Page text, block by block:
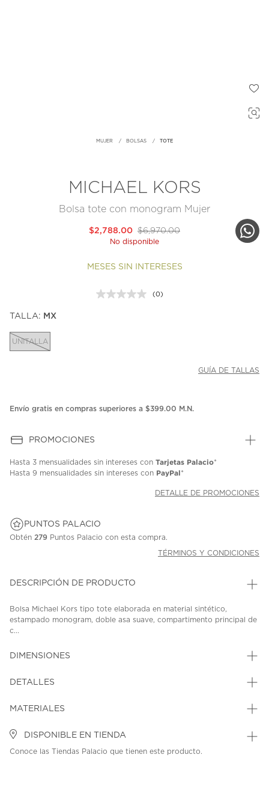
MUJER BOLSAS TOTE
MICHAEL KORS
Bolsa tote con monogram Mujer
$6,970.00
$2,788.00
No disponible
MESES SIN INTERESES
Sin
(0)
TALLA: MX
UNITALLA
GUÍA DE TALLAS
Envío gratis en compras superiores a $399.00 M.N.
PROMOCIONES
Hasta 3 mensualidades sin intereses con Tarjetas Palacio*
Hasta 9 mensualidades sin intereses con PayPal*
DETALLE DE PROMOCIONES
PUNTOS PALACIO
Obtén 279 Puntos Palacio con esta compra.
TÉRMINOS Y CONDICIONES
DESCRIPCIÓN DE PRODUCTO
Bolsa Michael Kors tipo tote elaborada en material sintético,
estampado monogram, doble asa suave, compartimento principal de
c...
DIMENSIONES
DETALLES
MATERIALES
DISPONIBLE EN TIENDA
Conoce las Tiendas Palacio que tienen este producto.